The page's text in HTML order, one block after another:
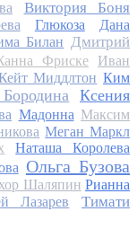
Виктория Боня
Глюкоза
Дана
Билан
Дмитрий
Фриске
Иван
Миддлтон Ким
Ксения
Мадонна Максим
Меган Маркл
Наташа Королева
Ольга Бузова
Шаляпин Рианна
Лазарев
Тимати